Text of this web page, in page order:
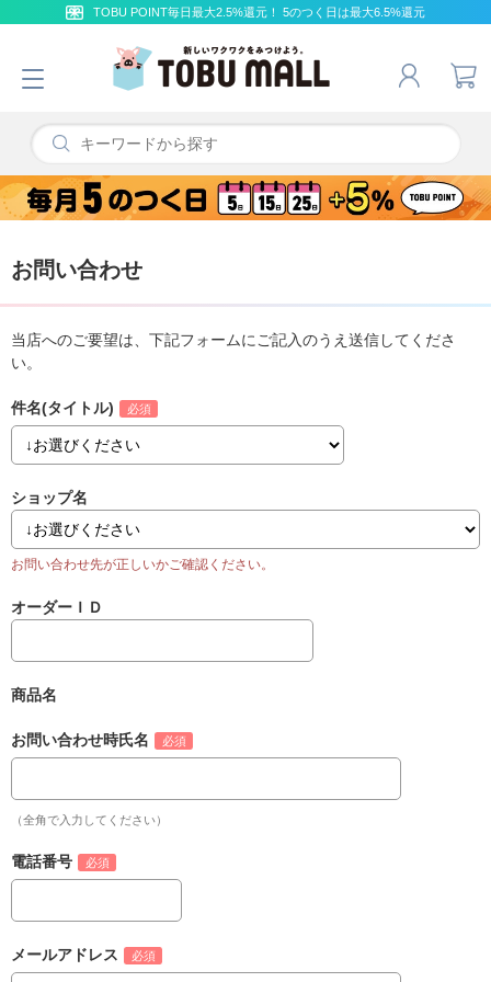
TOBU POINT毎日最大2.5%還元！ 5のつく日は最大6.5%還元
お問い合わせ
当店へのご要望は、下記フォームにご記入のうえ送信してくださ
い。
件名(タイトル)
ショップ名
オーダーＩＤ
商品名
お問い合わせ時氏名
（全角で入力してください）
電話番号
メールアドレス